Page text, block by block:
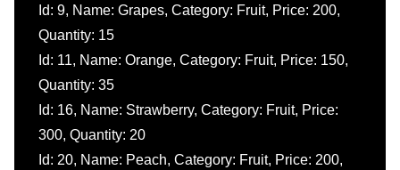
Id: 9, Name: Grapes, Category: Fruit, Price: 200,
Quantity: 15
Id: 11, Name: Orange, Category: Fruit, Price: 150,
Quantity: 35
Id: 16, Name: Strawberry, Category: Fruit, Price:
300, Quantity: 20
Id: 20, Name: Peach, Category: Fruit, Price: 200,